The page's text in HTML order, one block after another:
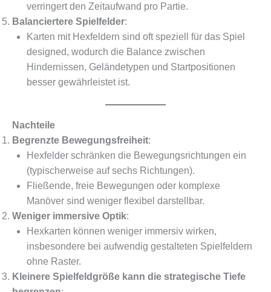
verringert den Zeitaufwand pro Partie.
Balanciertere Spielfelder:
Karten mit Hexfeldern sind oft speziell für das Spiel
designed, wodurch die Balance zwischen
Hindernissen, Geländetypen und Startpositionen
besser gewährleistet ist.
Nachteile
Begrenzte Bewegungsfreiheit:
Hexfelder schränken die Bewegungsrichtungen ein
(typischerweise auf sechs Richtungen).
Fließende, freie Bewegungen oder komplexe
Manöver sind weniger flexibel darstellbar.
Weniger immersive Optik:
Hexkarten können weniger immersiv wirken,
insbesondere bei aufwendig gestalteten Spielfeldern
ohne Raster.
Kleinere Spielfeldgröße kann die strategische Tiefe